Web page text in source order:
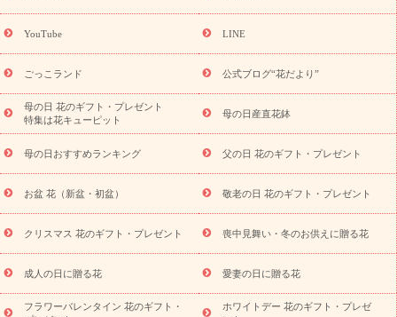
(トルコキキョウ)
9月の誕生花(リンドウ)
ら探す
お祝いの花特集 当日配達特急便 お祝い商品一覧
念日
結婚祝い 出産祝い 退院祝い・快気祝い
寿祝い
プチギフト ペットのお祝いフラワー
供え・お悔やみ商品一覧
お供え・お悔やみの花
四十九日法要以
お供え プリザーブドフラワー
ペットのお供えフラワー
お盆（新
盆・初盆）
その他 お祝い返し お見舞い
お取り寄せギフト
ビジネス用
ご自宅用 観葉植物 ミディ胡蝶蘭
プリザーブ
ドフラワー
スタイルから探す アレンジメント 花束
スタ
ンド花
お祝い お供え・お悔やみ 胡蝶蘭 胡蝶蘭・花鉢
ディ胡蝶蘭・お祝い
ミディ胡蝶蘭・お供え
世界初の青色胡蝶蘭
YouTube LINE
ごっこランド 公式ブログ“花だより”
母の日 花のギフト・プレゼント
特集は花キューピット
母の日産直花鉢
母の日おすすめランキング 父の日 花のギフト・プレゼント
お盆 花（新盆・初盆） 敬老の日 花のギフト・プレゼント
クリスマス 花のギフト・プレゼント 喪中見舞い・冬のお供えに贈る花
成人の日に贈る花 愛妻の日に贈る花
フラワーバレンタイン 花のギフト・
ホワイトデー 花のギフト・プレゼ